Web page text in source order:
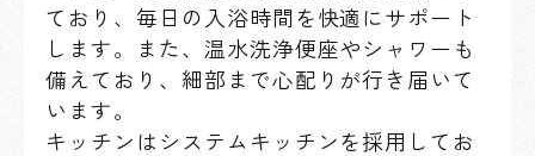
ており、毎日の入浴時間を快適にサポート
します。また、温水洗浄便座やシャワーも
備えており、細部まで心配りが行き届いて
います。
キッチンはシステムキッチンを採用してお